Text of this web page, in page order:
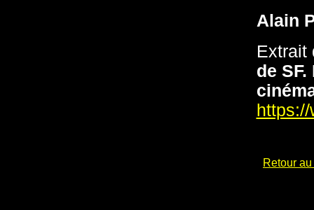
Alain
Extrait
de
Retour